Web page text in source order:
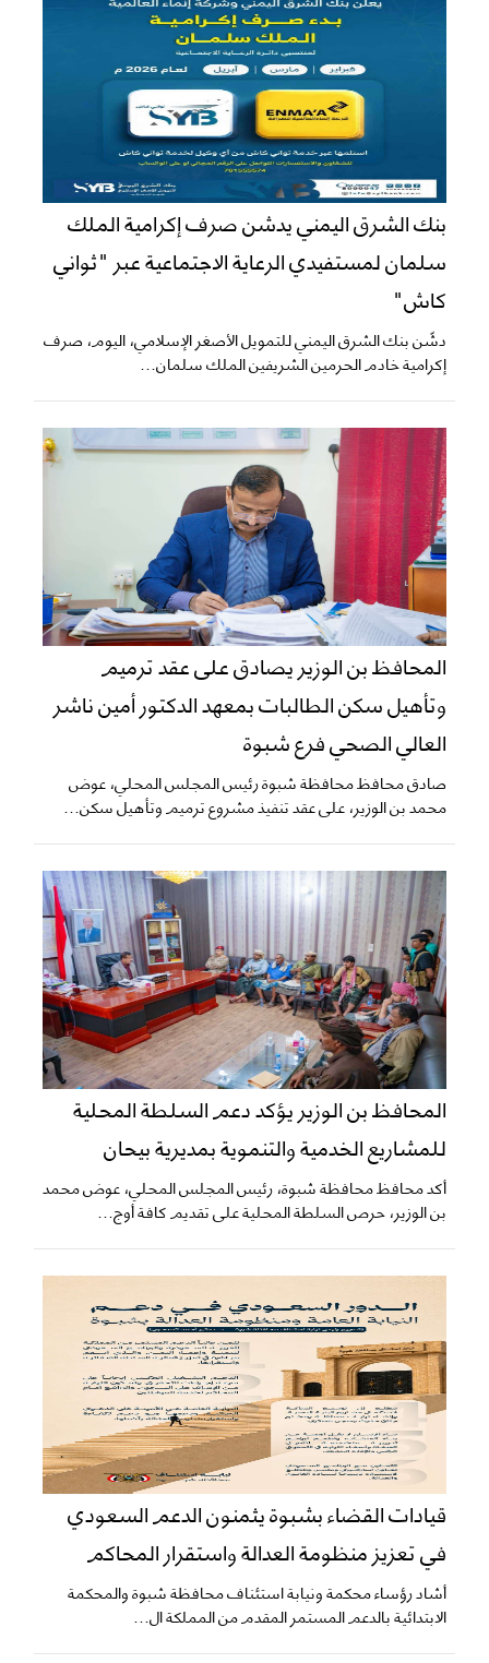
بنك الشرق اليمني يدشن صرف إكرامية الملك
سلمان لمستفيدي الرعاية الاجتماعية عبر "ثواني
كاش"
دشّن بنك الشرق اليمني للتمويل الأصغر الإسلامي، اليوم، صرف
إكرامية خادم الحرمين الشريفين الملك سلمان...
المحافظ بن الوزير يصادق على عقد ترميم
وتأهيل سكن الطالبات بمعهد الدكتور أمين ناشر
العالي الصحي فرع شبوة
صادق محافظ محافظة شبوة رئيس المجلس المحلي، عوض
محمد بن الوزير، على عقد تنفيذ مشروع ترميم وتأهيل سكن...
المحافظ بن الوزير يؤكد دعم السلطة المحلية
للمشاريع الخدمية والتنموية بمديرية بيحان
أكد محافظ محافظة شبوة، رئيس المجلس المحلي، عوض محمد
بن الوزير، حرص السلطة المحلية على تقديم كافة أوج...
قيادات القضاء بشبوة يثمنون الدعم السعودي
في تعزيز منظومة العدالة واستقرار المحاكم
​أشاد رؤساء محكمة ونيابة استئناف محافظة شبوة والمحكمة
الابتدائية بالدعم المستمر المقدم من المملكة ال...